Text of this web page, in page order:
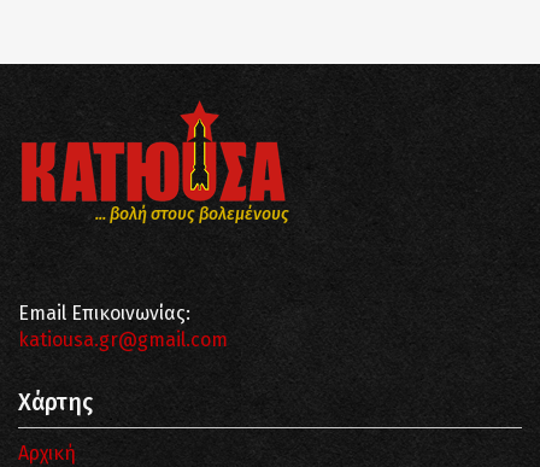
... βολή στους βολεμένους
Email Επικοινωνίας:
katiousa.gr@gmail.com
Χάρτης
Αρχική